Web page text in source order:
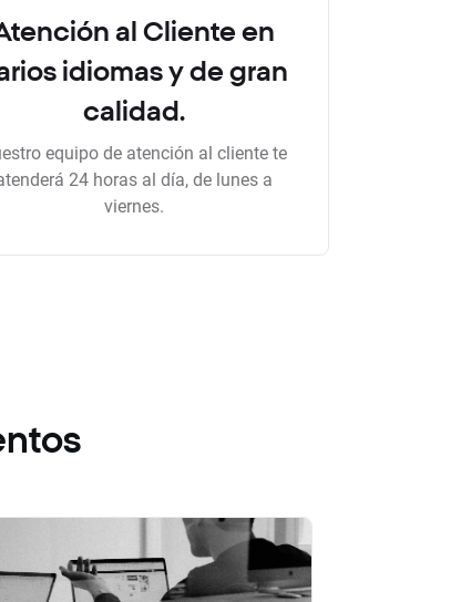
al Cliente en
idiomas y de gran
calidad.
equipo de atención al cliente te
24 horas al día, de lunes a
viernes.